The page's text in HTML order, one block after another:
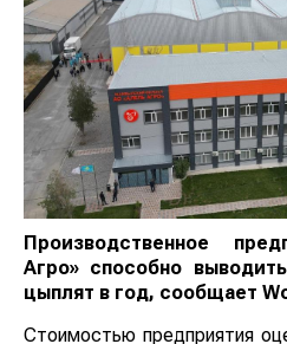
Производственное
Агро» способно
цыплят в год, сообщает
Стоимостью предприятия